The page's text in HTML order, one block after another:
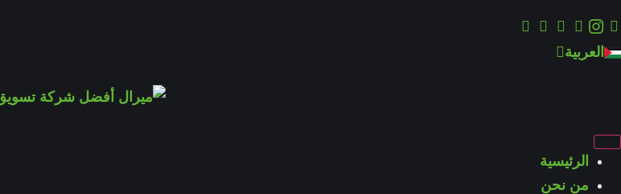
العربية
English
Türkçe
الرئيسية
من نحن